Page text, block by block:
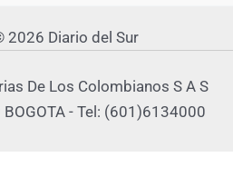
2026 Diario del Sur
De Los Colombianos S A S
- Tel: (601)6134000